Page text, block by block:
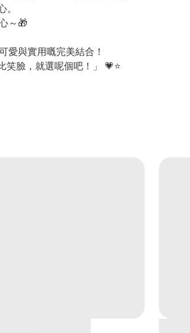
～🎁
愛與實用嘅完美結合！
臉，就選呢個吧！」 💗⭐